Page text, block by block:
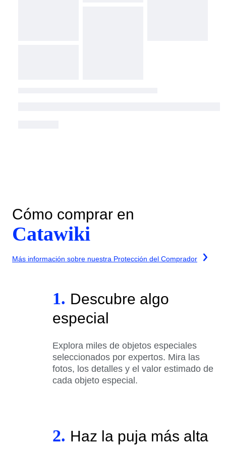
Cómo comprar en
Catawiki
Más información sobre nuestra Protección del Comprador
1. Descubre algo
especial
Explora miles de objetos especiales
seleccionados por expertos. Mira las
fotos, los detalles y el valor estimado de
cada objeto especial.
2. Haz la puja más alta